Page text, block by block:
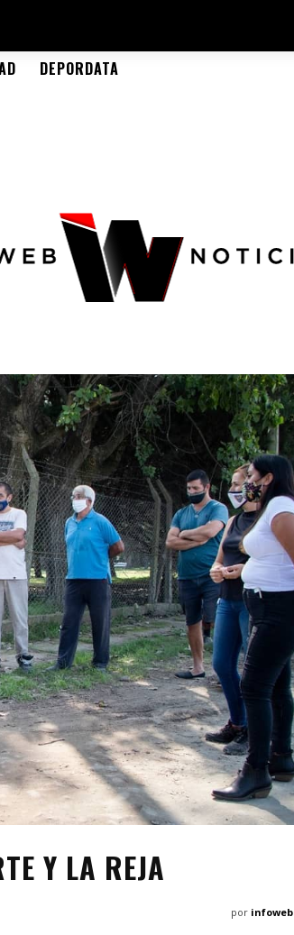
DEPORDATA
Y LA REJA
por infoweb